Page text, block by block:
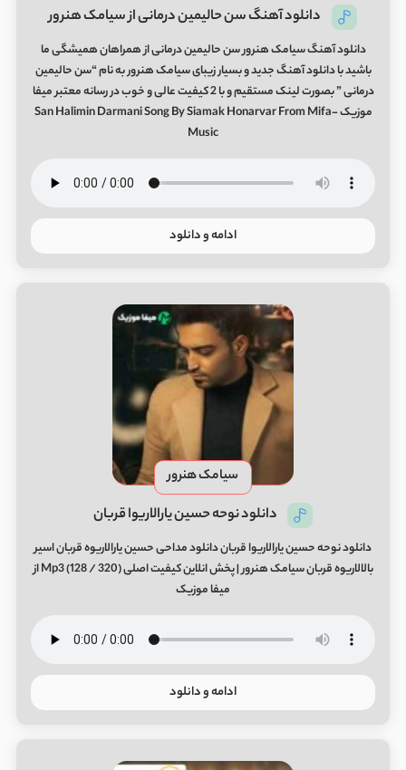
دانلود آهنگ سن حالیمین درمانی از سیامک هنرور
دانلود آهنگ سیامک هنرور سن حالیمین درمانی از همراهان همیشگی ما
باشید با دانلود آهنگ جدید و بسیار زیبای سیامک هنرور به نام “سن حالیمین
درمانی ” بصورت لینک مستقیم و با 2 کیفیت عالی و خوب در رسانه معتبر میفا
موزیک San Halimin Darmani Song By Siamak Honarvar From Mifa-
Music
ادامه و دانلود
سیامک هنرور
دانلود نوحه حسین یارالاریوا قربان
دانلود نوحه حسین یارالاریوا قربان دانلود مداحی حسین یارالاریوه قربان اسیر
بالالاریوه قربان سیامک هنرور | پخش انلاین کیفیت اصلی (320 / 128) Mp3 از
میفا موزیک
ادامه و دانلود